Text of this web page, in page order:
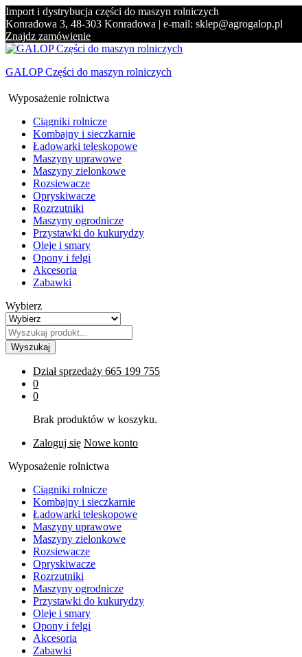
Import i dystrybucja części do maszyn rolniczych
Konradowa 3, 48-303 Konradowa | e-mail: sklep@agrogalop.pl
Znajdz zamówienie
GALOP Części do maszyn rolniczych
Wyposażenie rolnictwa
Ciągniki rolnicze
Kombajny i sieczkarnie
Ładowarki teleskopowe
Maszyny uprawowe
Maszyny zielonkowe
Rozsiewacze
Opryskiwacze
Rozrzutniki
Maszyny ogrodnicze
Przystawki do kukurydzy
Oleje i smary
Opony i felgi
Akcesoria
Zabawki
Wybierz
Wyszukaj
Dział sprzedaży 665 199 755
0
0
Brak produktów w koszyku.
Zaloguj się Nowe konto
Wyposażenie rolnictwa
Ciągniki rolnicze
Kombajny i sieczkarnie
Ładowarki teleskopowe
Maszyny uprawowe
Maszyny zielonkowe
Rozsiewacze
Opryskiwacze
Rozrzutniki
Maszyny ogrodnicze
Przystawki do kukurydzy
Oleje i smary
Opony i felgi
Akcesoria
Zabawki